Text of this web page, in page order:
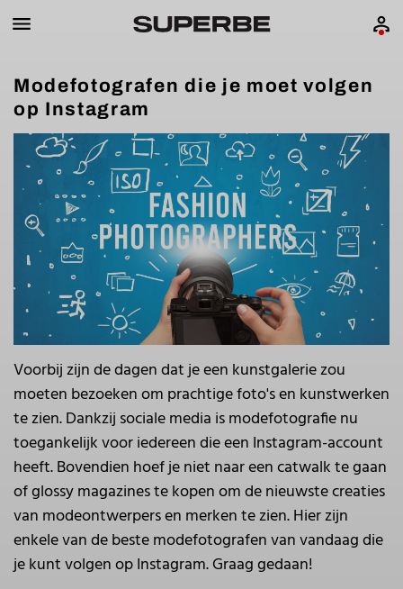
Modefotografen die je moet volgen
op Instagram
Voorbij zijn de dagen dat je een kunstgalerie zou
moeten bezoeken om prachtige foto's en kunstwerken
te zien. Dankzij sociale media is modefotografie nu
toegankelijk voor iedereen die een Instagram-account
heeft. Bovendien hoef je niet naar een catwalk te gaan
of glossy magazines te kopen om de nieuwste creaties
van modeontwerpers en merken te zien. Hier zijn
enkele van de beste modefotografen van vandaag die
je kunt volgen op Instagram. Graag gedaan!